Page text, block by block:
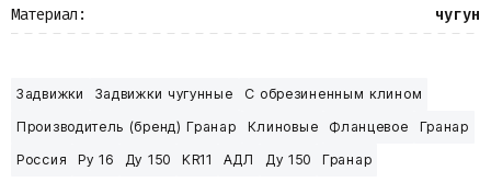
Материал:
чугун
Задвижки Задвижки чугунные
С обрезиненным клином
Производитель (бренд) Гранар
Клиновые Фланцевое
Гранар
Россия
Ру 16 Ду 150 KR11 АДЛ Ду 150 Гранар